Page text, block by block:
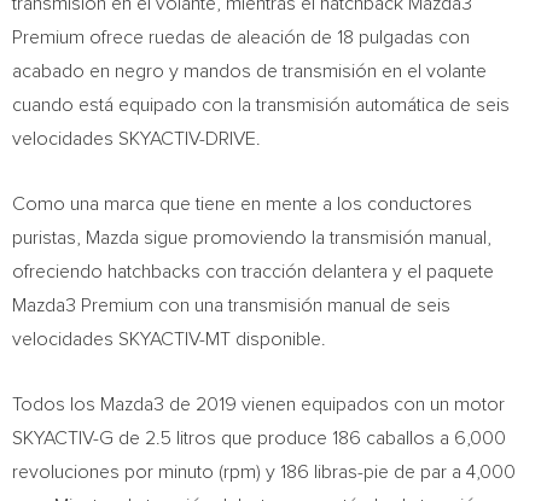
Premium ofrece ruedas de aleación de 18 pulgadas con
acabado en negro y mandos de transmisión en el volante
cuando está equipado con la transmisión automática de seis
velocidades SKYACTIV-DRIVE.
Como una marca que tiene en mente a los conductores
puristas, Mazda sigue promoviendo la transmisión manual,
ofreciendo hatchbacks con tracción delantera y el paquete
Mazda3 Premium con una transmisión manual de seis
velocidades SKYACTIV-MT disponible.
Todos los Mazda3 de 2019 vienen equipados con un motor
SKYACTIV-G de 2.5 litros que produce 186 caballos a 6,000
revoluciones por minuto (rpm) y 186 libras-pie de par a 4,000